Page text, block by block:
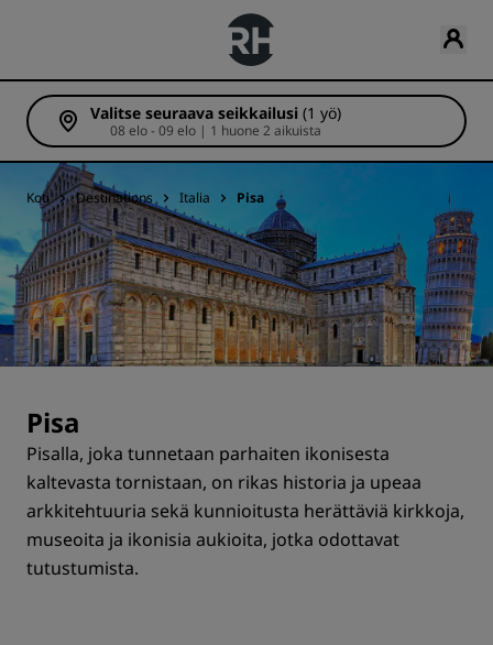
Valitse seuraava seikkailusi (1 yö)
08 elo - 09 elo | 1 huone 2 aikuista
Koti Destinations Italia Pisa
Pisa
Pisalla, joka tunnetaan parhaiten ikonisesta
kaltevasta tornistaan, on rikas historia ja upeaa
arkkitehtuuria sekä kunnioitusta herättäviä kirkkoja,
museoita ja ikonisia aukioita, jotka odottavat
tutustumista.